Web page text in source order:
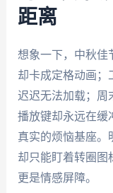
距离
想象一下，中秋佳
却卡成定格动画；
迟迟无法加载；周
播放键却永远在缓
真实的烦恼基座。
却只能盯着转圈图
更是情感屏障。